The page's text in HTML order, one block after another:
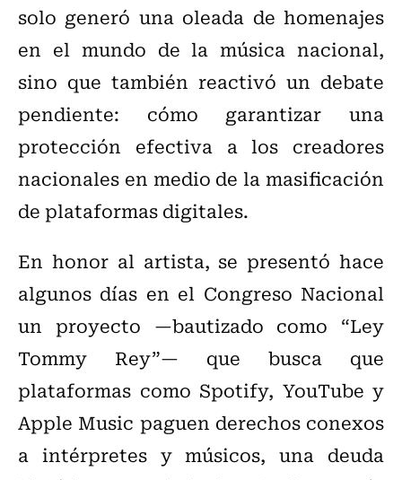
solo generó una oleada de homenajes
en el mundo de la música nacional,
sino que también reactivó un debate
pendiente: cómo garantizar una
protección efectiva a los creadores
nacionales en medio de la masificación
de plataformas digitales.
En honor al artista, se presentó hace
algunos días en el Congreso Nacional
un proyecto —bautizado como “Ley
Tommy Rey”— que busca que
plataformas como Spotify, YouTube y
Apple Music paguen derechos conexos
a intérpretes y músicos, una deuda